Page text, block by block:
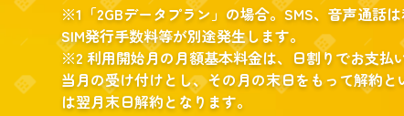
※1「2GBデータプラン」の場合。SMS、音声通話
SIM発行手数料等が別途発生します。
※2 利用開始月の月額基本料金は、日割りでお支払
当月の受け付けとし、その月の末日をもって解約
は翌月末日解約となります。